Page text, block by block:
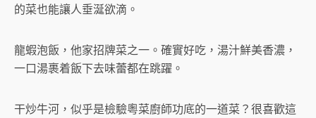
的菜也能讓人垂涎欲滴。
龍蝦泡飯，他家招牌菜之一。確實好吃，湯汁鮮美香濃，
一口湯裹着飯下去味蕾都在跳躍。
干炒牛河，似乎是檢驗粵菜廚師功底的一道菜？很喜歡這